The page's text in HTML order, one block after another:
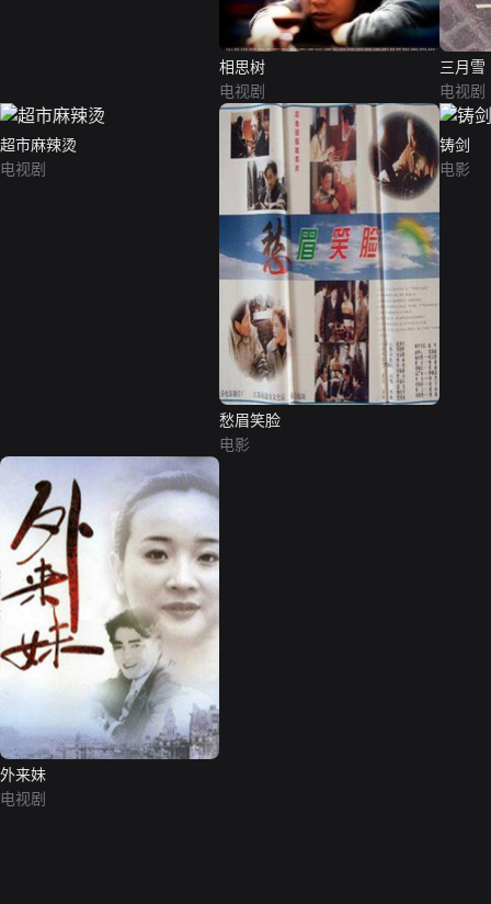
相思树
电视剧
三月雪
电视剧
超市麻辣烫
电视剧
愁眉笑脸
电影
铸剑
电影
外来妹
电视剧